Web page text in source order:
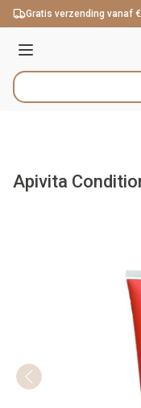
Ga naar de inhoud
Gratis verzending vanaf
Menu
Product, merk,
Apivita